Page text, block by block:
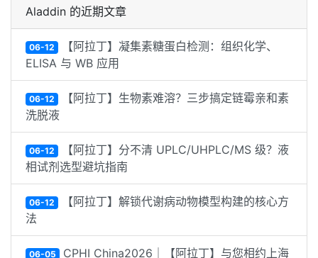
Aladdin 的近期文章
06-12 【阿拉丁】凝集素糖蛋白检测：组织化学、
ELISA 与 WB 应用
06-12 【阿拉丁】生物素难溶？三步搞定链霉亲和素
洗脱液
06-12 【阿拉丁】分不清 UPLC/UHPLC/MS 级？液
相试剂选型避坑指南
06-12 【阿拉丁】解锁代谢病动物模型构建的核心方
法
06-05 CPHI China2026｜【阿拉丁】与您相约上海